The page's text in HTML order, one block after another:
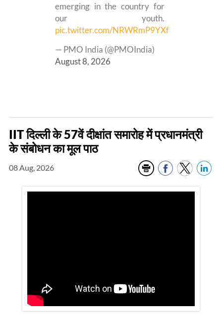
emerging in the country for
our youth.
pic.twitter.com/NRWRmP9YXf
— PMO India (@PMOIndia)
August 8, 2026
IIT दिल्ली के 57वें दीक्षांत समारोह में प्रधानमंत्री
के संबोधन का मूल पाठ
08 Aug, 2026